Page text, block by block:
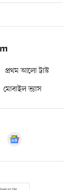
প্রথম আলো ট্রাস্ট
মোবাইল ভ্যাস